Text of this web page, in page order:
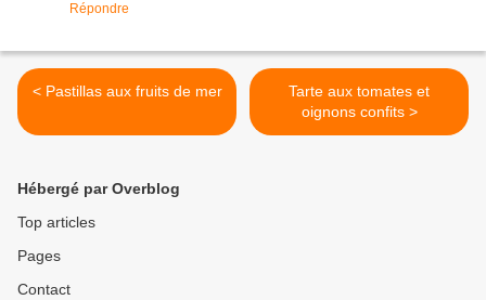
Répondre
< Pastillas aux fruits de mer
Tarte aux tomates et
oignons confits >
Hébergé par Overblog
Top articles
Pages
Contact